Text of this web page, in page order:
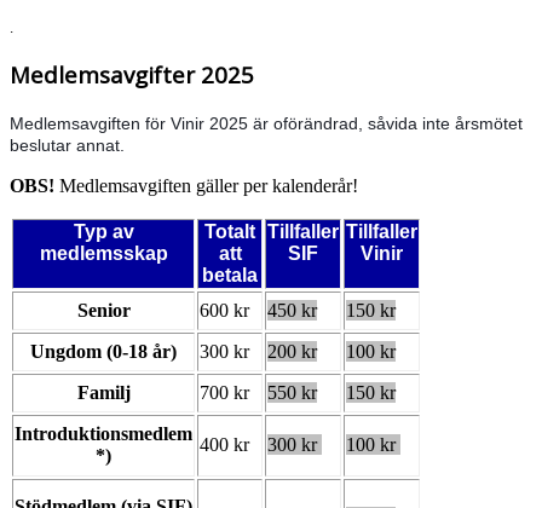
Medlemsavgifter 2025
Medlemsavgiften för Vinir 2025 är oförändrad, såvida inte årsmötet
beslutar annat.
OBS! Medlemsavgiften gäller per kalenderår!
Typ av
medlemsskap
Totalt
att
betala
Tillfaller
SIF
Tillfaller
Vinir
Senior 600 kr 450 kr
150 kr
Ungdom (0-18 år)
300 kr 200 kr
100 kr
Familj
700 kr 550 kr
150 kr
Introduktionsmedlem
*)
400 kr 300 kr 100 kr